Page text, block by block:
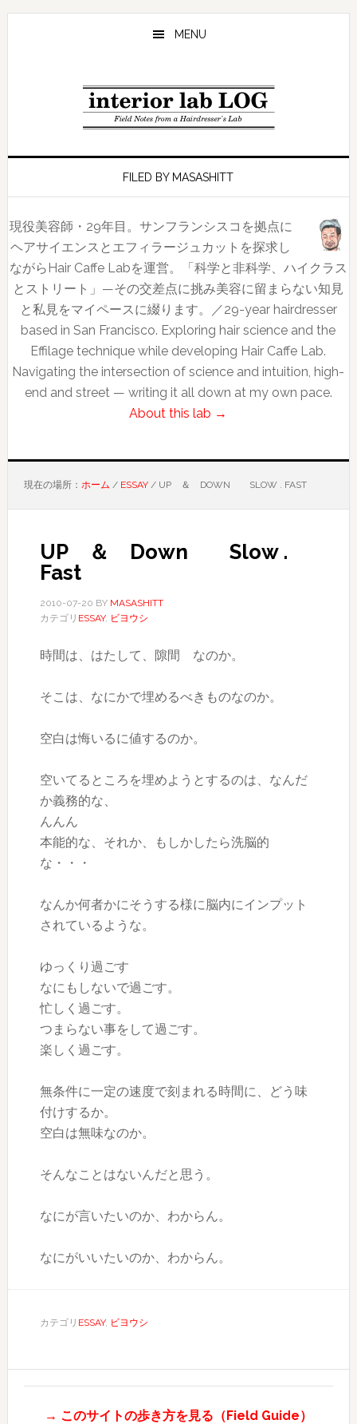
Skip
Skip
Skip
MENU
FILED BY MASASHITT
現役美容師・29年目。サンフランシスコを拠点に
ヘアサイエンスとエフィラージュカットを探求し
ながらHair Caffe Labを運営。「科学と非科学、ハイクラス
とストリート」—その交差点に挑み美容に留まらない知見
と私見をマイペースに綴ります。／29-year hairdresser
based in San Francisco. Exploring hair science and the
Effilage technique while developing Hair Caffe Lab.
Navigating the intersection of science and intuition, high-
end and street — writing it all down at my own pace.
About this lab →
現在の場所： ホーム / ESSAY /UP ＆ DOWN SLOW . FAST
UP ＆ Down Slow .
Fast
2010-07-20 BY MASASHITT
カテゴリ ESSAY, ビヨウシ
時間は、はたして、隙間 なのか。
そこは、なにかで埋めるべきものなのか。
空白は悔いるに値するのか。
空いてるところを埋めようとするのは、なんだ
か義務的な、
んんん
本能的な、それか、もしかしたら洗脳的
な・・・
なんか何者かにそうする様に脳内にインプット
されているような。
ゆっくり過ごす
なにもしないで過ごす。
忙しく過ごす。
つまらない事をして過ごす。
楽しく過ごす。
無条件に一定の速度で刻まれる時間に、どう味
付けするか。
空白は無味なのか。
そんなことはないんだと思う。
なにが言いたいのか、わからん。
なにがいいたいのか、わからん。
カテゴリ ESSAY, ビヨウシ
→ このサイトの歩き方を見る（Field Guide）